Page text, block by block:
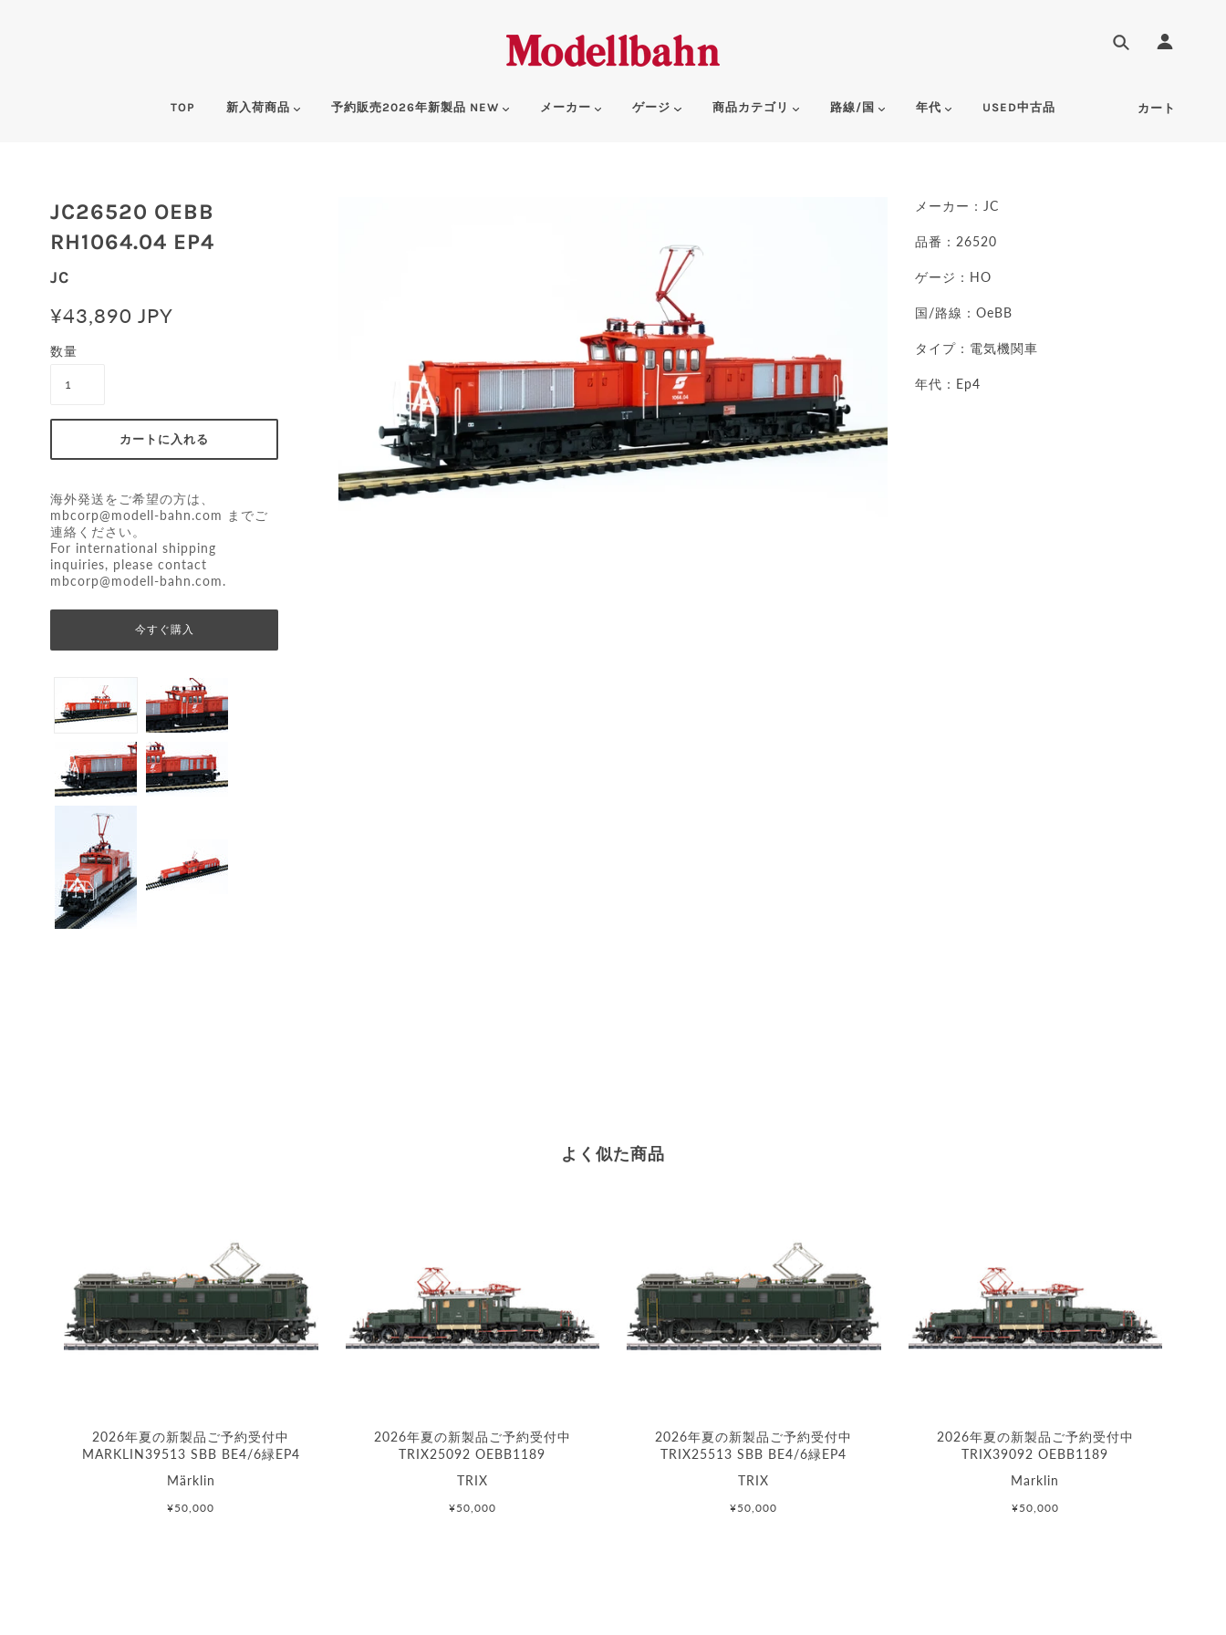
TOP 新入荷商品 予約販売2026年新製品 NEW メーカー ゲージ 商品カテゴリ 路線/国 年代 USED中古品 カート
JC26520 OEBB
RH1064.04 EP4
JC
¥43,890 JPY
数量
海外発送をご希望の方は、
mbcorp@modell-bahn.com
までご
連絡ください。
For international shipping
inquiries, please contact
mbcorp@modell-bahn.com.
今すぐ購入
メーカー： JC
品番：26520
ゲージ：HO
国/路線：OeBB
タイプ：電気機関車
年代：Ep4
よく似た商品
2026年夏の新製品ご予約受付中
MARKLIN39513 SBB BE4/6緑EP4
Märklin
¥50,000
2026年夏の新製品ご予約受付中
TRIX25092 OEBB1189
TRIX
¥50,000
2026年夏の新製品ご予約受付中
TRIX25513 SBB BE4/6緑EP4
TRIX
¥50,000
2026年夏の新製品ご予約受付中
TRIX39092 OEBB1189
Marklin
¥50,000